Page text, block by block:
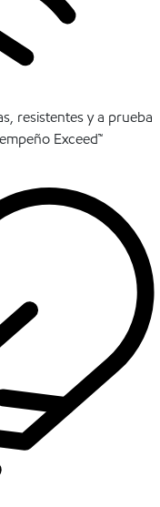
resistentes y a prueba
Exceed™